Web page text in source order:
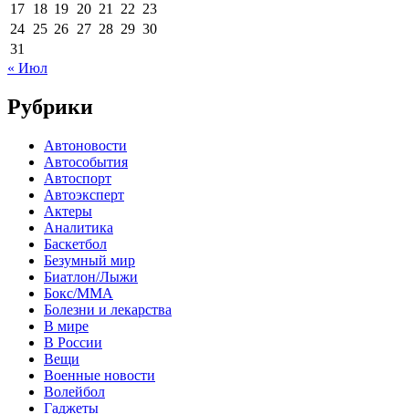
17 18 19 20 21 22 23
24 25 26 27 28 29 30
31
« Июл
Рубрики
Автоновости
Автособытия
Автоспорт
Автоэксперт
Актеры
Аналитика
Баскетбол
Безумный мир
Биатлон/Лыжи
Бокс/MMA
Болезни и лекарства
В мире
В России
Вещи
Военные новости
Волейбол
Гаджеты